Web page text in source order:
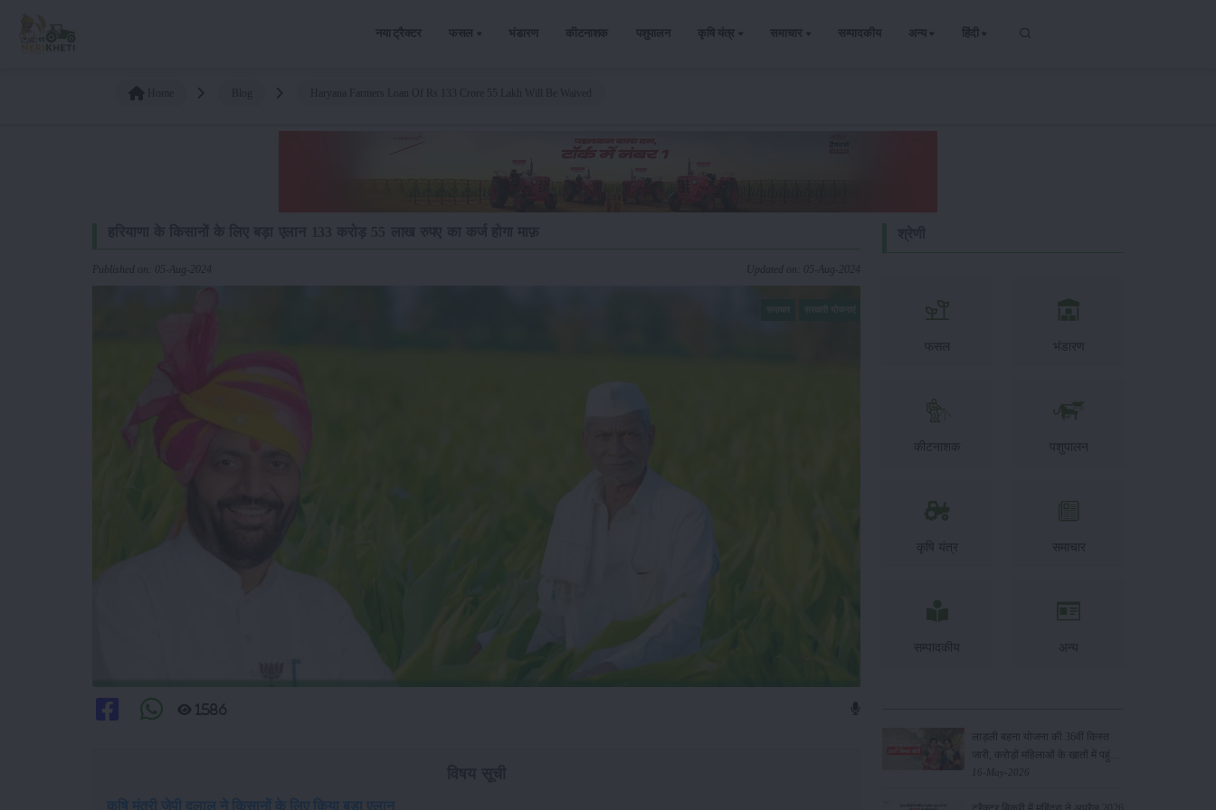
नया ट्रैक्टर फसल भंडारण कीटनाशक पशुपालन कृषि यंत्र समाचार सम्पादकीय अन्य हिंदी
Published on: 05-Aug-2024 Updated on: 05-Aug-2024
1586
कृषि मंत्री जेपी दलाल ने किसानों के लिए किया बड़ा एलान
फसल भंडारण
कीटनाशक पशुपालन
कृषि यंत्र समाचार
सम्पादकीय अन्य
लाड़ली बहना योजना की 36वीं किस्त
जारी, करोड़ों महिलाओं के खातों में पहुंचे
1500 रुपये
16-May-2026